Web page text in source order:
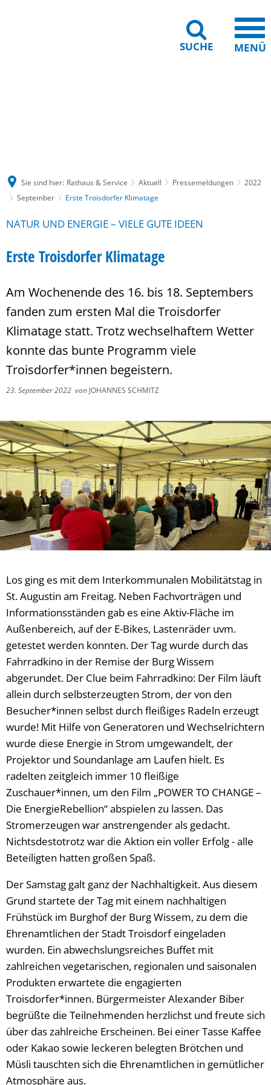
SUCHE MENÜ
Sie sind hier: Rathaus & Service Aktuell Pressemeldungen
2022
September
Erste Troisdorfer Klimatage
NATUR UND ENERGIE – VIELE GUTE IDEEN
Erste Troisdorfer Klimatage
Am Wochenende des 16. bis 18. Septembers
fanden zum ersten Mal die Troisdorfer
Klimatage statt. Trotz wechselhaftem Wetter
konnte das bunte Programm viele
Troisdorfer*innen begeistern.
23. September 2022 von JOHANNES SCHMITZ
Los ging es mit dem Interkommunalen Mobilitätstag in
St. Augustin am Freitag. Neben Fachvorträgen und
Informationsständen gab es eine Aktiv-Fläche im
Außenbereich, auf der E-Bikes, Lastenräder uvm.
getestet werden konnten. Der Tag wurde durch das
Fahrradkino in der Remise der Burg Wissem
abgerundet. Der Clue beim Fahrradkino: Der Film läuft
allein durch selbsterzeugten Strom, der von den
Besucher*innen selbst durch fleißiges Radeln erzeugt
wurde! Mit Hilfe von Generatoren und Wechselrichtern
wurde diese Energie in Strom umgewandelt, der
Projektor und Soundanlage am Laufen hielt. Es
radelten zeitgleich immer 10 fleißige
Zuschauer*innen, um den Film „POWER TO CHANGE –
Die EnergieRebellion“ abspielen zu lassen. Das
Stromerzeugen war anstrengender als gedacht.
Nichtsdestotrotz war die Aktion ein voller Erfolg - alle
Beteiligten hatten großen Spaß.
Der Samstag galt ganz der Nachhaltigkeit. Aus diesem
Grund startete der Tag mit einem nachhaltigen
Frühstück im Burghof der Burg Wissem, zu dem die
Ehrenamtlichen der Stadt Troisdorf eingeladen
wurden. Ein abwechslungsreiches Buffet mit
zahlreichen vegetarischen, regionalen und saisonalen
Produkten erwartete die engagierten
Troisdorfer*innen. Bürgermeister Alexander Biber
begrüßte die Teilnehmenden herzlichst und freute sich
über das zahlreiche Erscheinen. Bei einer Tasse Kaffee
oder Kakao sowie leckeren belegten Brötchen und
Müsli tauschten sich die Ehrenamtlichen in gemütlicher
Atmosphäre aus.